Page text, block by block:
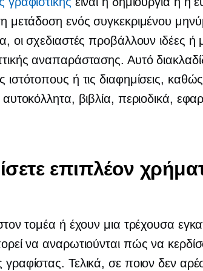
μετάδοση ενός συγκεκριμένου
οι σχεδιαστές προβάλλουν ιδέες ή
αναπαράστασης. Αυτό
ή τις διαφημίσεις,
βιβλία, περιοδικά,
επιπλέον
τομέα ή έχουν μια τρέχουσα
να αναρωτιούνται πώς να
Τελικά, σε ποιον δεν